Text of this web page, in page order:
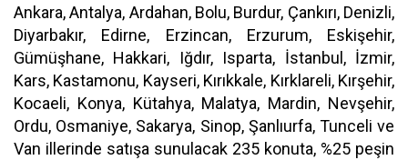
Ankara, Antalya, Ardahan, Bolu, Burdur, Çankırı, Denizli,
Diyarbakır, Edirne, Erzincan, Erzurum, Eskişehir,
Gümüşhane, Hakkari, Iğdır, Isparta, İstanbul, İzmir,
Kars, Kastamonu, Kayseri, Kırıkkale, Kırklareli, Kırşehir,
Kocaeli, Konya, Kütahya, Malatya, Mardin, Nevşehir,
Ordu, Osmaniye, Sakarya, Sinop, Şanlıurfa, Tunceli ve
Van illerinde satışa sunulacak 235 konuta, %25 peşin